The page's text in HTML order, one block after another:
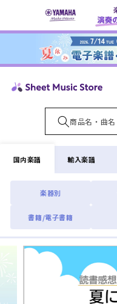
ンツに
国内楽譜
楽器別
書籍/電子書籍
輸入楽譜